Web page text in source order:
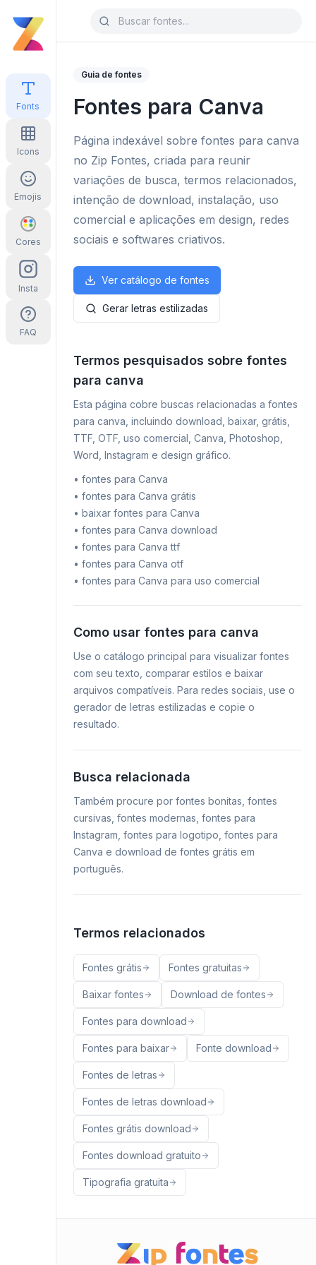
Fonts
Icons
Emojis
Cores
Insta
FAQ
Guia de fontes
Fontes para Canva
Página indexável sobre fontes para canva
no Zip Fontes, criada para reunir
variações de busca, termos relacionados,
intenção de download, instalação, uso
comercial e aplicações em design, redes
sociais e softwares criativos.
Ver catálogo de fontes
Gerar letras estilizadas
Termos pesquisados sobre fontes
para canva
Esta página cobre buscas relacionadas a fontes
para canva, incluindo download, baixar, grátis,
TTF, OTF, uso comercial, Canva, Photoshop,
Word, Instagram e design gráfico.
• fontes para Canva
• fontes para Canva grátis
• baixar fontes para Canva
• fontes para Canva download
• fontes para Canva ttf
• fontes para Canva otf
• fontes para Canva para uso comercial
Como usar fontes para canva
Use o catálogo principal para visualizar fontes
com seu texto, comparar estilos e baixar
arquivos compatíveis. Para redes sociais, use o
gerador de letras estilizadas e copie o
resultado.
Busca relacionada
Também procure por fontes bonitas, fontes
cursivas, fontes modernas, fontes para
Instagram, fontes para logotipo, fontes para
Canva e download de fontes grátis em
português.
Termos relacionados
Fontes grátis Fontes gratuitas
Baixar fontes Download de fontes
Fontes para download
Fontes para baixar Fonte download
Fontes de letras
Fontes de letras download
Fontes grátis download
Fontes download gratuito
Tipografia gratuita